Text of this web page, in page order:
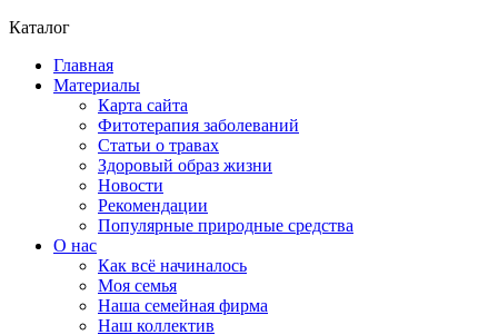
Каталог
Главная
Материалы
Карта сайта
Фитотерапия заболеваний
Статьи о травах
Здоровый образ жизни
Новости
Рекомендации
Популярные природные средства
О нас
Как всё начиналось
Моя семья
Наша семейная фирма
Наш коллектив